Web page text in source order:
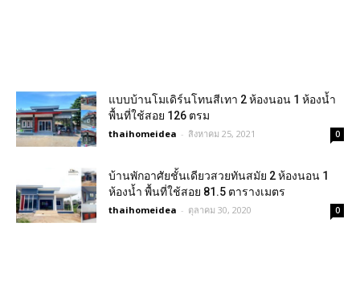
แบบบ้านโมเดิร์นโทนสีเทา 2 ห้องนอน 1 ห้องน้ำ
พื้นที่ใช้สอย 126 ตรม
thaihomeidea - สิงหาคม 25, 2021 0
บ้านพักอาศัยชั้นเดียวสวยทันสมัย 2 ห้องนอน 1
ห้องน้ำ พื้นที่ใช้สอย 81.5 ตารางเมตร
thaihomeidea - ตุลาคม 30, 2020 0